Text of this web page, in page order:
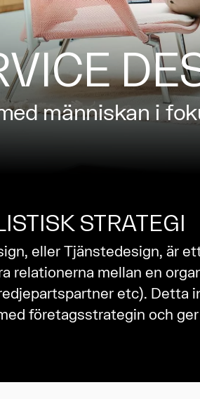
människan i
STRATEGI
eller Tjänstedesign, är
relationerna mellan en
etc). Detta
företagsstrategin och